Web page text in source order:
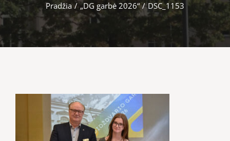
Pradžia / „DG garbė 2026“ / DSC_1153